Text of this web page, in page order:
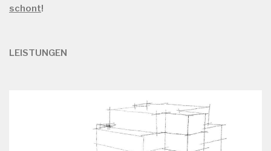
schont!
LEISTUNGEN